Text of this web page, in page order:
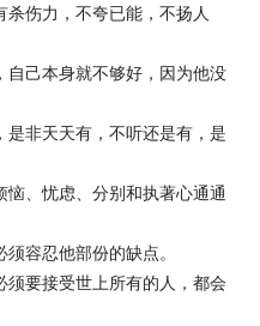
伤力，不夸已能，不扬人
己本身就不够好，因为他没
非天天有，不听还是有，是
、忧虑、分别和执著心通通
容忍他部份的缺点。
要接受世上所有的人，都会